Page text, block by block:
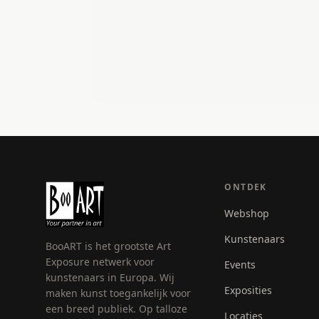
BooART is het grootste Art
Exposure netwerk voor
kunstenaars in Europa. Wij
maken kunst toegankelijk voor
een breed publiek. Op talloze
ONTDEK
Webshop
Kunstenaars
Events
Exposities
Locaties